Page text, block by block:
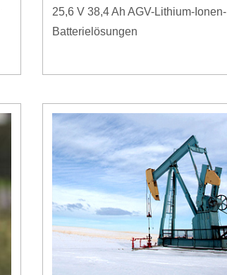
25,6 V 38,4 Ah AGV-Lithium-Ionen-
Batterielösungen